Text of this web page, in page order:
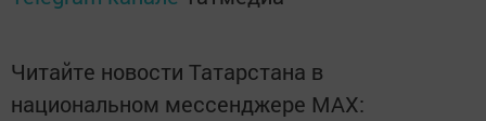
Читайте новости Татарстана в
национальном мессенджере MАХ: